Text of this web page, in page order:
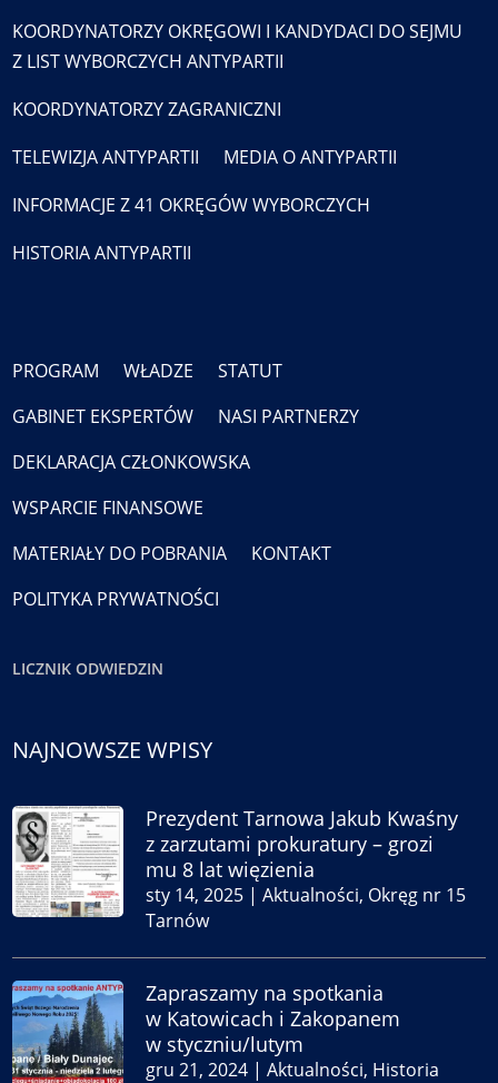
KOORDYNATORZY OKRĘGOWI I KANDYDACI DO SEJMU
Z LIST WYBORCZYCH ANTYPARTII
KOORDYNATORZY ZAGRANICZNI
TELEWIZJA ANTYPARTII
MEDIA O ANTYPARTII
INFORMACJE Z 41 OKRĘGÓW WYBORCZYCH
HISTORIA ANTYPARTII
PROGRAM WŁADZE
STATUT
GABINET EKSPERTÓW
NASI PARTNERZY
DEKLARACJA CZŁONKOWSKA
WSPARCIE FINANSOWE
MATERIAŁY DO POBRANIA
KONTAKT
POLITYKA PRYWATNOŚCI
LICZNIK ODWIEDZIN
NAJNOWSZE WPISY
Prezydent Tarnowa Jakub Kwaśny
z zarzutami prokuratury – grozi
mu 8 lat więzienia
sty 14, 2025 |Aktualności, Okręg nr 15
Tarnów
Zapraszamy na spotkania
w Katowicach i Zakopanem
w styczniu/lutym
gru 21, 2024 |Aktualności, Historia